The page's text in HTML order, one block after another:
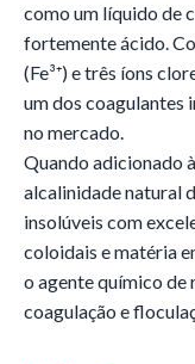
como um líquido de
fortemente ácido.
(Fe³⁺) e três íons
um dos coagulantes
no mercado.
Quando adicionado
alcalinidade natural
insolúveis com
coloidais e matéria
o agente químico de
coagulação e